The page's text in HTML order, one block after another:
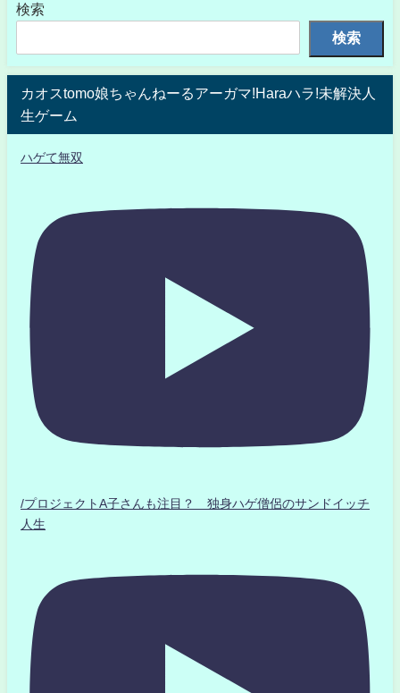
検索
検索
カオスtomo娘ちゃんねーるアーガマ!Haraハラ!未解決人
生ゲーム
ハゲて無双
/プロジェクトA子さんも注目？ 独身ハゲ僧侶のサンドイッチ
人生